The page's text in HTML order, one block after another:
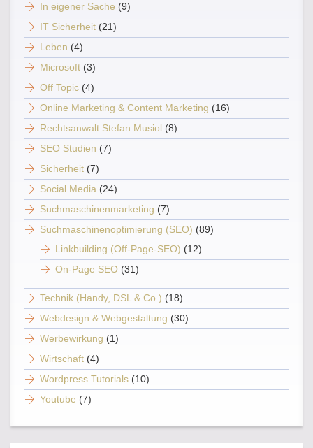
In eigener Sache (9)
IT Sicherheit (21)
Leben (4)
Microsoft (3)
Off Topic (4)
Online Marketing & Content Marketing (16)
Rechtsanwalt Stefan Musiol (8)
SEO Studien (7)
Sicherheit (7)
Social Media (24)
Suchmaschinenmarketing (7)
Suchmaschinenoptimierung (SEO) (89)
Linkbuilding (Off-Page-SEO) (12)
On-Page SEO (31)
Technik (Handy, DSL & Co.) (18)
Webdesign & Webgestaltung (30)
Werbewirkung (1)
Wirtschaft (4)
Wordpress Tutorials (10)
Youtube (7)